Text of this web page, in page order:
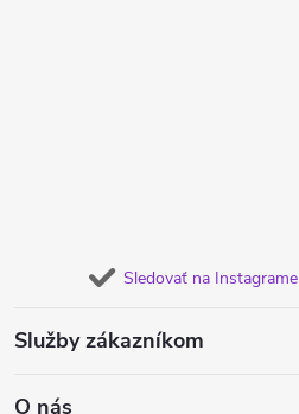
Sledovať na Instagrame
Služby zákazníkom
O nás